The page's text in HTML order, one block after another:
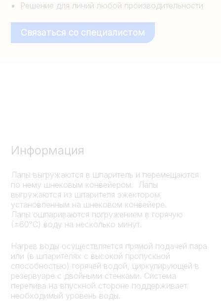
Решение для линий любой производительности
Связаться со специалистом
Информация
Лапы выгружаются в шпаритель и перемещаются
по нему шнековым конвейером. Лапы
выгружаются из шпарителя эжектором,
установленным на шнековом конвейере.
Лапы ошпариваются погружением в горячую
(±60°C) воду на несколько минут.
Нагрев воды осуществляется прямой подачей пара
или (в шпарителях с высокой пропускной
способностью) горячей водой, циркулирующей в
резервуаре с двойными стенками. Система
перелива на впускной стороне поддерживает
необходимый уровень воды.